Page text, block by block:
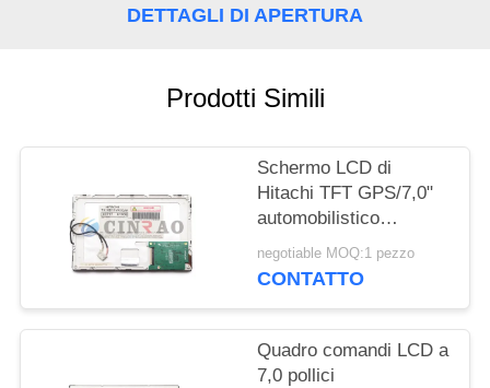
DEL
PRIVACY
POLICY
DETTAGLI DI APERTURA
Prodotti Simili
Schermo LCD di
Hitachi TFT GPS/7,0"
automobilistico
esposizione
TX18D11VM1CAA di
negotiable MOQ:1 pezzo
CONTATTO
Quadro comandi LCD a
7,0 pollici